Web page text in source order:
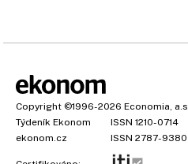
Copyright ©1996-2026 Economia, a.s.
Týdeník Ekonom
ISSN 1210-0714
ekonom.cz
ISSN 2787-9380